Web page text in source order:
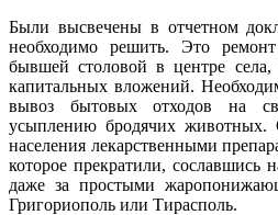
Были высвечены в отчетном
необходимо решить. Это
бывшей столовой в центре села,
капитальных вложений.
вывоз бытовых отходов на
усыплению бродячих животных.
населения лекарственными
которое прекратили, сославшись
даже за простыми
Григориополь или Тирасполь.